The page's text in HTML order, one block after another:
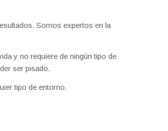
Somos expertos en la
y no requiere de ningún tipo de
ser pisado.
tipo de entorno.